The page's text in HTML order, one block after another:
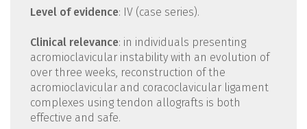
Level of evidence: IV (case series).
Clinical relevance: in individuals presenting
acromioclavicular instability with an evolution of
over three weeks, reconstruction of the
acromioclavicular and coracoclavicular ligament
complexes using tendon allografts is both
effective and safe.